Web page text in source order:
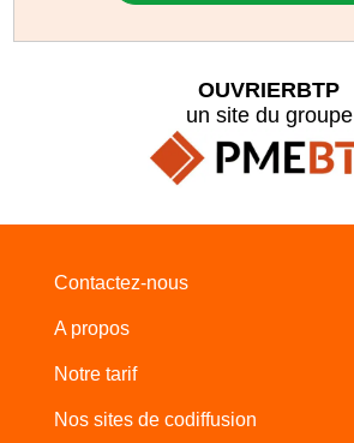
OUVRIERBTP
un site du groupe
Contactez-nous
A propos
Notre tarif
Nos sites de codiffusion